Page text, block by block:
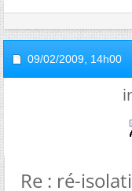
09/02/2009, 14h00
Re : ré-